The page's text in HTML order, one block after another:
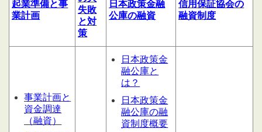
起業準備と事
業計画
失敗
と対
策
日本政策金融
公庫の融資
信用保証協会の
融資制度
事業計画と
資金調達
（融資）
日本政策金
融公庫と
は？
日本政策金
融公庫の融
資制度概要